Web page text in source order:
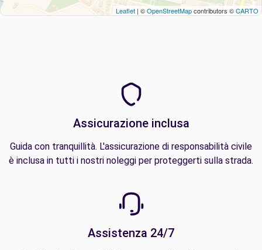
Leaflet | ©OpenStreetMapcontributors ©CARTO
Assicurazione inclusa
Guida con tranquillità. L'assicurazione di responsabilità civile
è inclusa in tutti i nostri noleggi per proteggerti sulla strada.
Assistenza 24/7